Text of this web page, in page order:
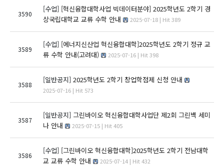
3590
[수업] [혁신융합대학사업 빅데이터분야] 2025학년도 2학기 경
상국립대학교 교류 수학 안내
2025-07-18 | Hit 389
3589
[수업] [에너지신산업 혁신융합대학]2025학년도 2학기 정규 교
류 수학 안내(고려대)
2025-07-16 | Hit 398
3588
[일반공지] 2025학년도 2학기 창업학점제 신청 안내
2025-07-16 | Hit 573
3587
[일반공지] 그린바이오 혁신융합대학사업단 제2회 그린백 세미
나 안내
2025-07-15 | Hit 405
3586
[수업] [그린바이오 혁신융합대학]2025학년도 2학기 전남대학
교 교류 수학 안내
2025-07-14 | Hit 432